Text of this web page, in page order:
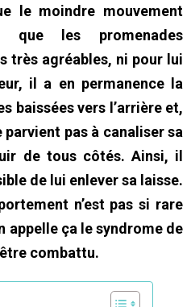
le moindre mouvement
que les promenades
très agréables, ni pour lui
il a en permanence la
baissées vers l’arrière et,
pas à canaliser sa
de tous côtés. Ainsi, il
de lui enlever sa laisse.
n’est pas si rare
appelle ça le syndrome de
combattu.